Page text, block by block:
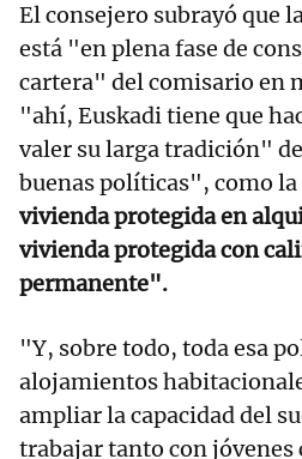
El consejero subrayó que
está "en plena fase de
cartera" del comisario en
"ahí, Euskadi tiene que
valer su larga tradición"
buenas políticas", como la
vivienda protegida en
vivienda protegida con
permanente".
"Y, sobre todo, toda esa
alojamientos
ampliar la capacidad del
trabajar tanto con jóvenes